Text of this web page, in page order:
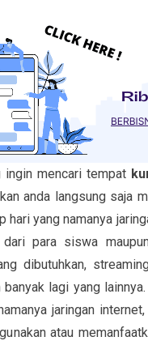
ingin mencari tempat
anda langsung saja
yang namanya
para siswa
dibutuhkan,
lagi yang
jaringan
atau